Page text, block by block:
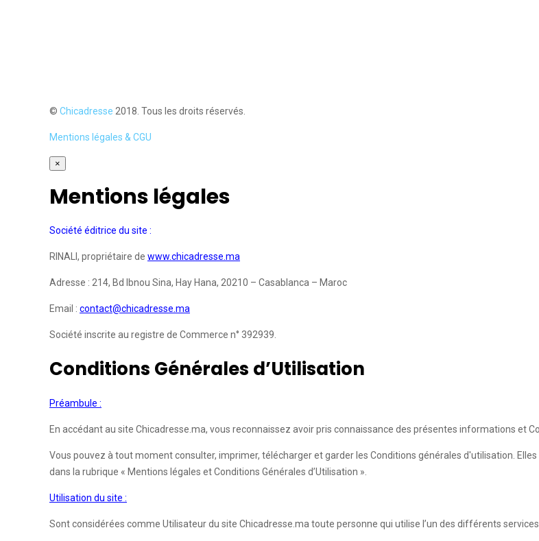
© Chicadresse 2018. Tous les droits réservés.
Mentions légales & CGU
×
Mentions légales
Société éditrice du site :
RINALI, propriétaire de www.chicadresse.ma
Adresse : 214, Bd Ibnou Sina, Hay Hana, 20210 – Casablanca – Maroc
Email : contact@chicadresse.ma
Société inscrite au registre de Commerce n° 392939.
Conditions Générales d’Utilisation
Préambule :
En accédant au site Chicadresse.ma, vous reconnaissez avoir pris connaissance des présentes informations et
Vous pouvez à tout moment consulter, imprimer, télécharger et garder les Conditions générales d'utilisation.
dans la rubrique « Mentions légales et Conditions Générales d’Utilisation ».
Utilisation du site :
Sont considérées comme Utilisateur du site Chicadresse.ma toute personne qui utilise l’un des différents